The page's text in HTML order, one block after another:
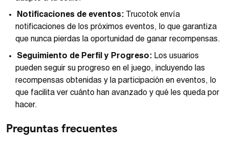
Notificaciones de eventos: Trucotok envía
notificaciones de los próximos eventos, lo que garantiza
que nunca pierdas la oportunidad de ganar recompensas.
Seguimiento de Perfil y Progreso: Los usuarios
pueden seguir su progreso en el juego, incluyendo las
recompensas obtenidas y la participación en eventos, lo
que facilita ver cuánto han avanzado y qué les queda por
hacer.
Preguntas frecuentes